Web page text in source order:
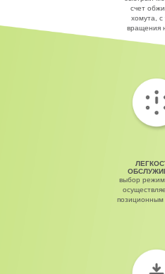
счет
хомута, с
вращения
выбор
позиционным